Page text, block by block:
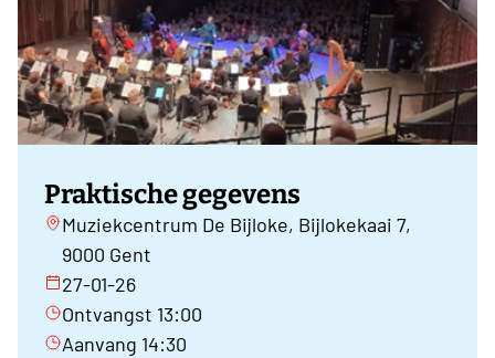
Praktische gegevens
Muziekcentrum De Bijloke, Bijlokekaai 7,
9000 Gent
27-01-26
Ontvangst 13:00
Aanvang 14:30